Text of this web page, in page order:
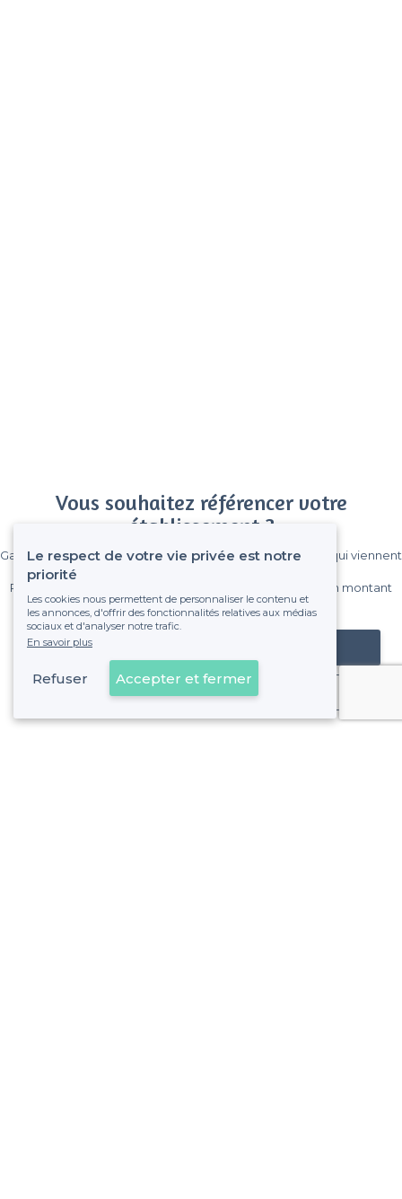
Vous souhaitez référencer votre
établissement ?
Gagnez de nombreux clients parmi le million de visiteurs qui viennent
Pas de commissions et sans engagement, vous payez un montant
fixe sans risque de voir déraper la facture.
Référencer mon établissement
Déjà client
Le respect de votre vie privée est notre
priorité
Les cookies nous permettent de personnaliser le contenu et
les annonces, d'offrir des fonctionnalités relatives aux médias
sociaux et d'analyser notre trafic.
En savoir plus
Refuser Accepter et fermer